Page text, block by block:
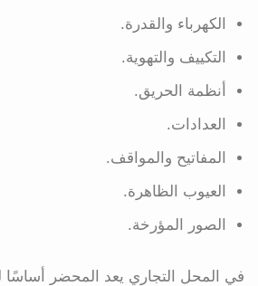
الكهرباء والقدرة.
التكييف والتهوية.
أنظمة الحريق.
العدادات.
المفاتيح والمواقف.
العيوب الظاهرة.
الصور المؤرخة.
في المحل التجاري يعد المحضر أساسًا